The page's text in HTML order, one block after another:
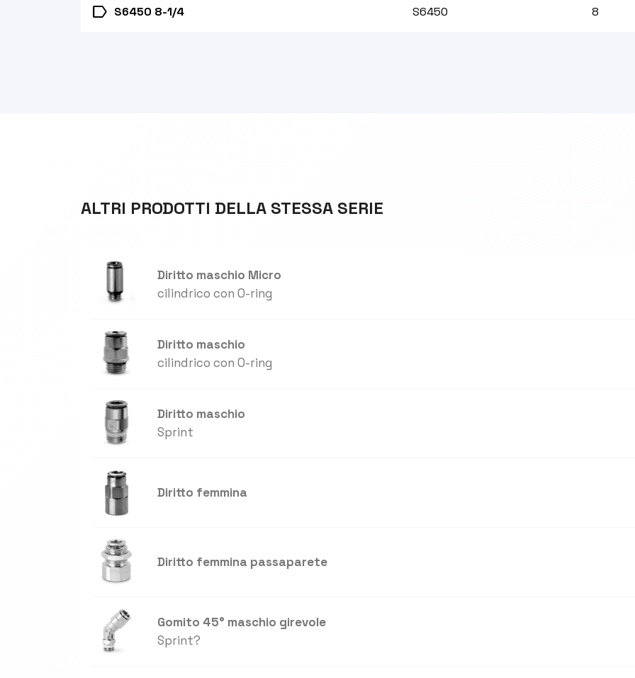
label S6450 8-1/4 S6450 8
ALTRI PRODOTTI DELLA STESSA SERIE
Diritto maschio Micro
cilindrico con O-ring
Diritto maschio
cilindrico con O-ring
Diritto maschio
Sprint
Diritto femmina
Diritto femmina passaparete
Gomito 45° maschio girevole
Sprint?